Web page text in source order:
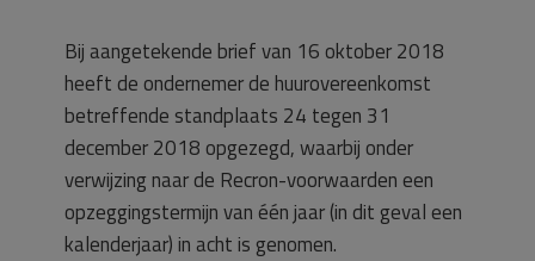
Bij aangetekende brief van 16 oktober 2018
heeft de ondernemer de huurovereenkomst
betreffende standplaats 24 tegen 31
december 2018 opgezegd, waarbij onder
verwijzing naar de Recron-voorwaarden een
opzeggingstermijn van één jaar (in dit geval een
kalenderjaar) in acht is genomen.